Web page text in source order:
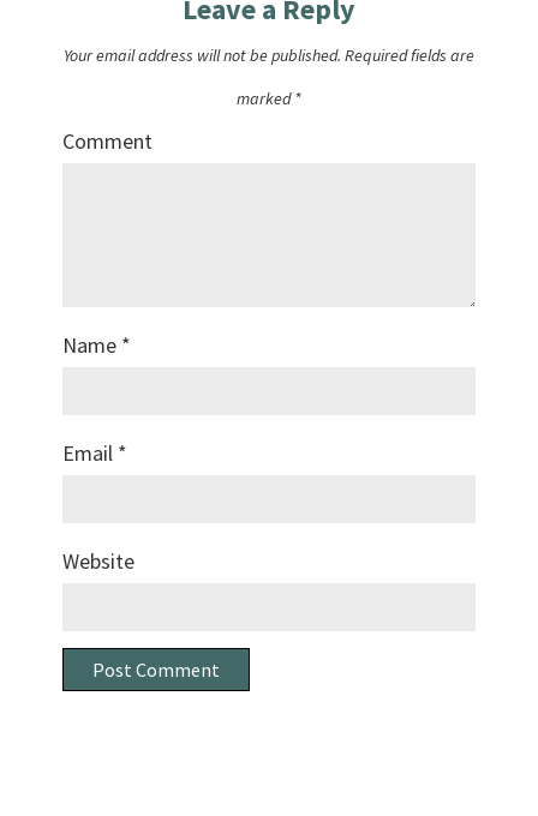
Leave a Reply
Your email address will not be published. Required fields are
marked *
Comment
Name *
Email *
Website